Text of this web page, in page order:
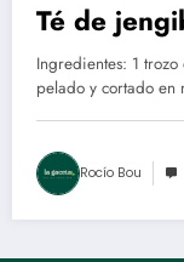
Té de
Ingredientes: 1
pelado y cortado
Rocío Bou